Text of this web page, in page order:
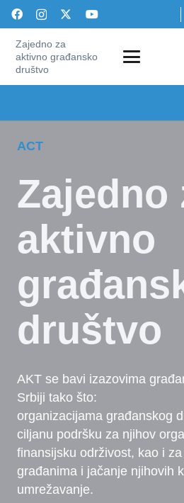
Zajedno za
aktivno građansko
društvo
ACT
Zajedno
aktivno
društvo
AKT se bavi izazovima
Srbiji tako što:
organizacijama građanskog
ciljanu podršku za njihov
finansijsku održivost, kao i
građanima i jačanje njihovih
umrežavanje.